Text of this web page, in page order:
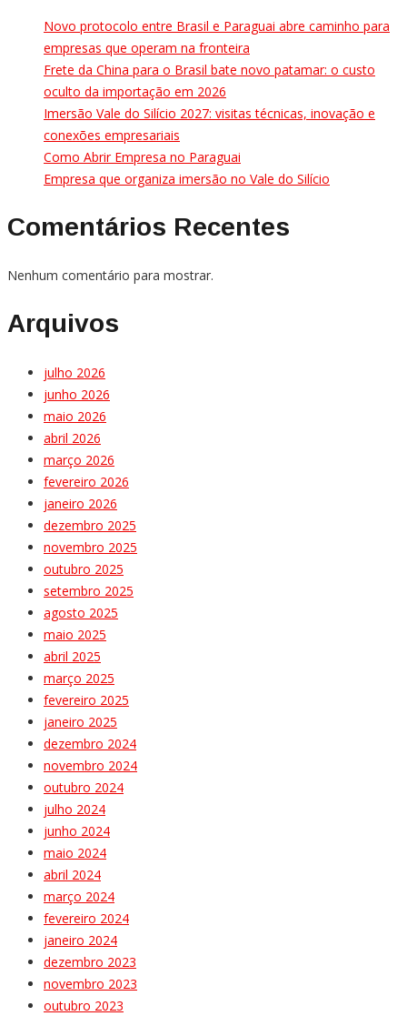
Novo protocolo entre Brasil e Paraguai abre caminho para
empresas que operam na fronteira
Frete da China para o Brasil bate novo patamar: o custo
oculto da importação em 2026
Imersão Vale do Silício 2027: visitas técnicas, inovação e
conexões empresariais
Como Abrir Empresa no Paraguai
Empresa que organiza imersão no Vale do Silício
Comentários Recentes
Nenhum comentário para mostrar.
Arquivos
julho 2026
junho 2026
maio 2026
abril 2026
março 2026
fevereiro 2026
janeiro 2026
dezembro 2025
novembro 2025
outubro 2025
setembro 2025
agosto 2025
maio 2025
abril 2025
março 2025
fevereiro 2025
janeiro 2025
dezembro 2024
novembro 2024
outubro 2024
julho 2024
junho 2024
maio 2024
abril 2024
março 2024
fevereiro 2024
janeiro 2024
dezembro 2023
novembro 2023
outubro 2023